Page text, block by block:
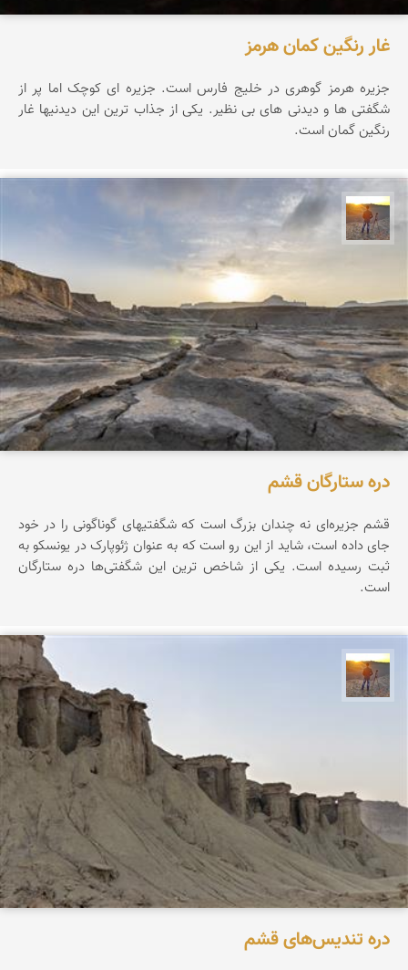
غار رنگین کمان هرمز
جزیره هرمز گوهری در خلیج فارس است. جزیره ای کوچک اما پر از
شگفتی ها و دیدنی های بی نظیر. یکی از جذاب ترین این دیدنیها غار
رنگین گمان است.
مهدی مخلصیان
دره ستارگان قشم
قشم جزیره‌ای نه چندان بزرگ است که شگفتیهای گوناگونی را در خود
جای داده است، شاید از این رو است که به عنوان ژئوپارک در یونسکو به
ثبت رسیده است. یکی از شاخص ترین این شگفتی‌ها دره ستارگان
است.
دره تندیس‌های قشم